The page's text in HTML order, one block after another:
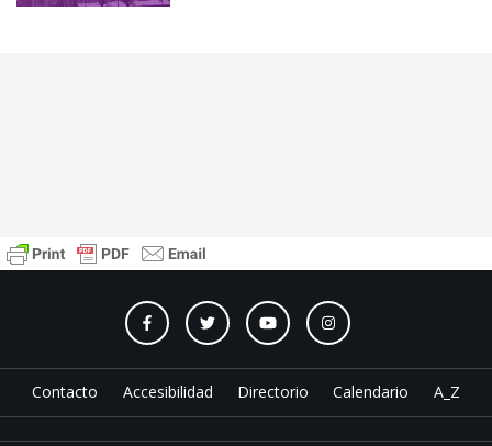
Contacto Accesibilidad Directorio Calendario A_Z